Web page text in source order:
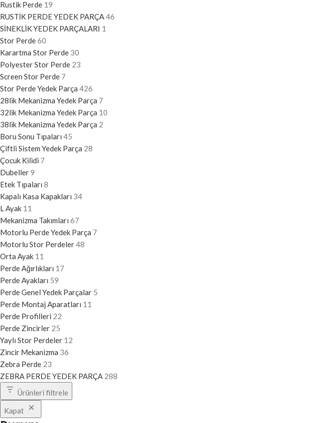
Rustik Perde 19
RUSTİK PERDE YEDEK PARÇA46
SİNEKLİK YEDEK PARÇALARI 1
Stor Perde60
Karartma Stor Perde 30
Polyester Stor Perde 23
Screen Stor Perde 7
Stor Perde Yedek Parça 426
28lik Mekanizma Yedek Parça 7
32lik Mekanizma Yedek Parça 10
38lik Mekanizma Yedek Parça 2
Boru Sonu Tıpaları 45
Çiftli Sistem Yedek Parça 28
Çocuk Kilidi 7
Dubeller9
Etek Tıpaları 8
Kapalı Kasa Kapakları 34
L Ayak 11
Mekanizma Takımları 67
Motorlu Perde Yedek Parça 7
Motorlu Stor Perdeler48
Orta Ayak 11
Perde Ağırlıkları 17
Perde Ayakları 59
Perde Genel Yedek Parçalar 5
Perde Montaj Aparatları 11
Perde Profilleri 22
Perde Zincirler 25
Yaylı Stor Perdeler 12
Zincir Mekanizma 36
Zebra Perde 23
ZEBRA PERDE YEDEK PARÇA 288
Ürünleri filtrele
Kapat